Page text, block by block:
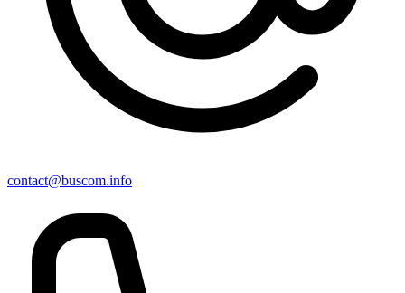
contact@buscom.info